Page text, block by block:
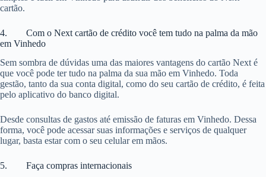
cartão.
4. Com o Next cartão de crédito você tem tudo na palma da mão
em Vinhedo
Sem sombra de dúvidas uma das maiores vantagens do cartão Next é
que você pode ter tudo na palma da sua mão em Vinhedo. Toda
gestão, tanto da sua conta digital, como do seu cartão de crédito, é feita
pelo aplicativo do banco digital.
Desde consultas de gastos até emissão de faturas em Vinhedo. Dessa
forma, você pode acessar suas informações e serviços de qualquer
lugar, basta estar com o seu celular em mãos.
5. Faça compras internacionais